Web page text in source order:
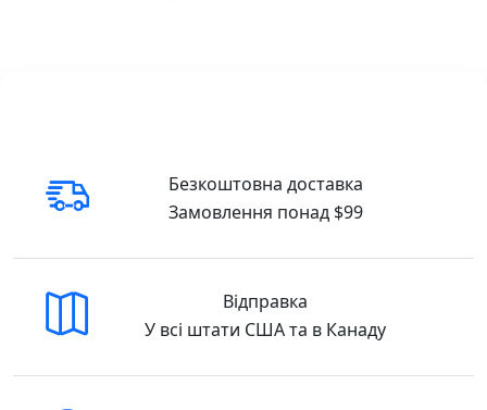
Безкоштовна доставка
Замовлення понад $99
Відправка
У всі штати США та в Канаду